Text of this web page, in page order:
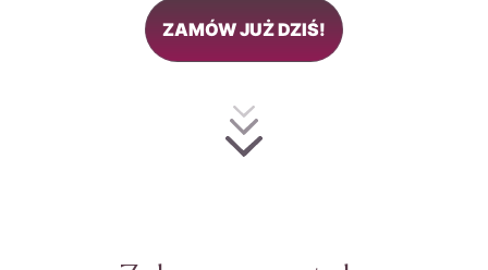
ZAMÓW JUŻ DZIŚ!